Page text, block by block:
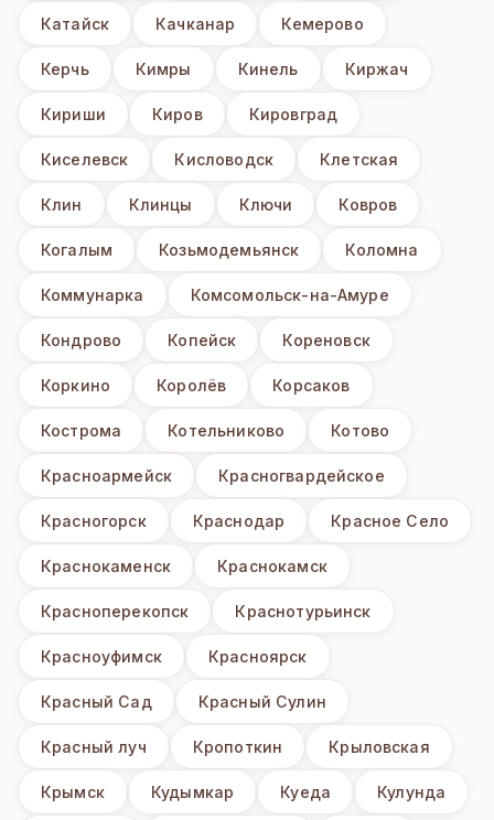
Катайск Качканар Кемерово
Керчь Кимры Кинель Киржач
Кириши Киров Кировград
Киселевск Кисловодск Клетская
Клин Клинцы Ключи Ковров
Когалым Козьмодемьянск Коломна
Коммунарка Комсомольск-на-Амуре
Кондрово Копейск Кореновск
Коркино Королёв Корсаков
Кострома Котельниково Котово
Красноармейск Красногвардейское
Красногорск Краснодар Красное Село
Краснокаменск Краснокамск
Красноперекопск Краснотурьинск
Красноуфимск Красноярск
Красный Сад Красный Сулин
Красный луч Кропоткин Крыловская
Крымск Кудымкар Куеда Кулунда